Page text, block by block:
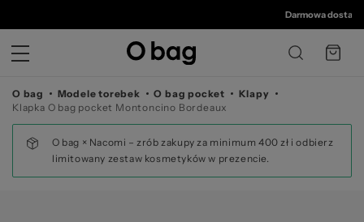
©
Darmowa dostawa
O bag Modele torebek O bag pocket
Klapy
Klapka O bag pocket Montoncino Bordeaux
O bag × Nacomi – zrób zakupy za minimum 400 zł i odbierz
limitowany zestaw kosmetyków w prezencie.